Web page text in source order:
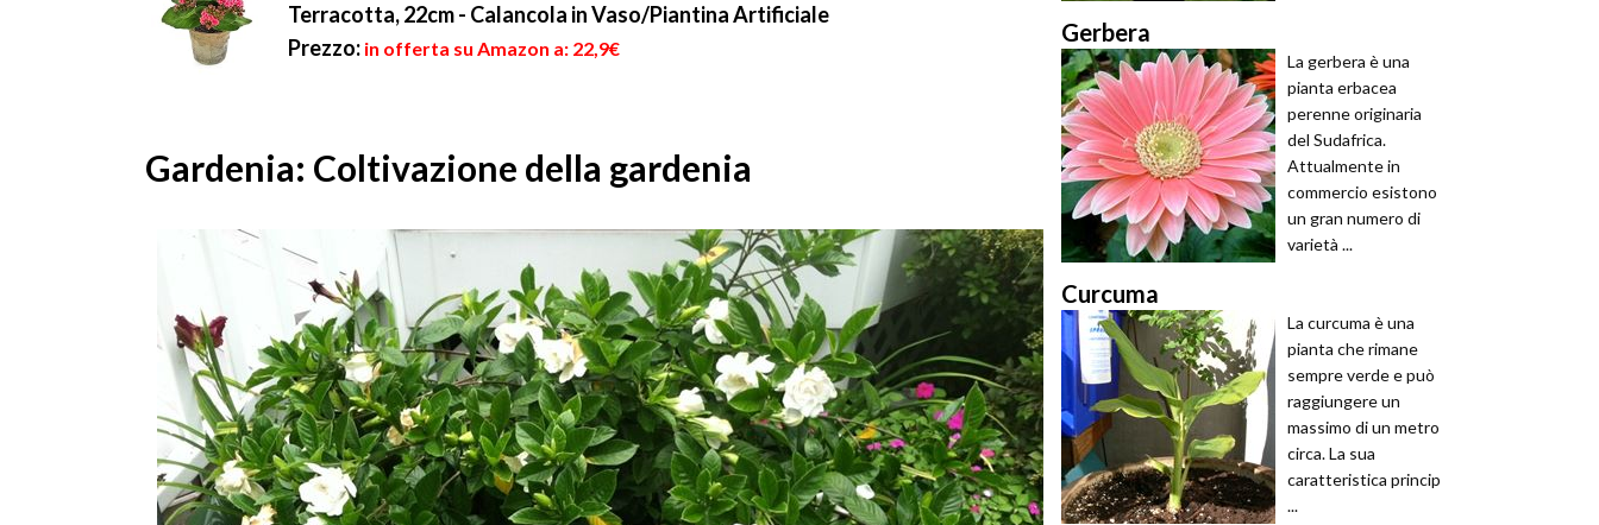
Terracotta, 22cm - Calancola in Vaso/Piantina Artificiale
Prezzo: in offerta su Amazon a: 22,9€
Gardenia: Coltivazione della gardenia
Gerbera
La gerbera è una
pianta erbacea
perenne originaria
del Sudafrica.
Attualmente in
commercio esistono
un gran numero di
varietà ...
Curcuma
La curcuma è una
pianta che rimane
sempre verde e può
raggiungere un
massimo di un metro
circa. La sua
caratteristica princip
...